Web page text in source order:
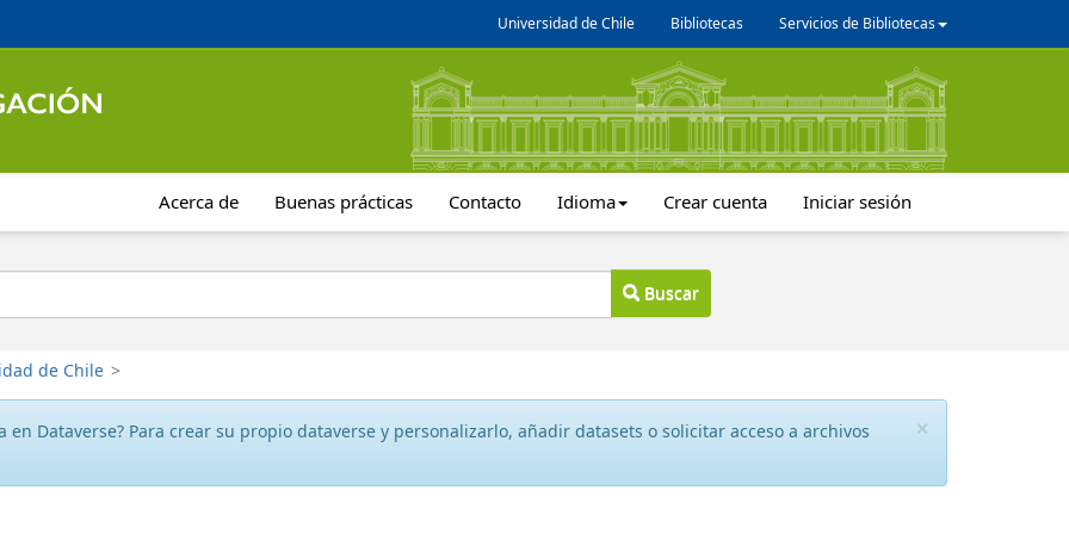
Universidad de Chile Bibliotecas Servicios de Bibliotecas
Acerca de Buenas prácticas Contacto Idioma Crear cuenta Iniciar sesión
Buscar
de Chile >
×
en Dataverse? Para crear su propio dataverse y personalizarlo, añadir datasets o solicitar acceso a archivos